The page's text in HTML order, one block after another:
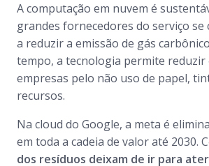
A computação em nuvem é
grandes fornecedores do serviço
a reduzir a emissão de gás
tempo, a tecnologia permite reduzir
empresas pelo não uso de papel,
recursos.
Na cloud do Google, a meta é
em toda a cadeia de valor até 2030.
dos resíduos deixam de ir para